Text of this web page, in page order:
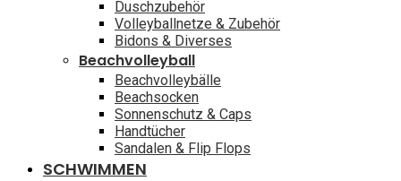
Duschzubehör
Volleyballnetze & Zubehör
Bidons & Diverses
Beachvolleyball
Beachvolleybälle
Beachsocken
Sonnenschutz & Caps
Handtücher
Sandalen & Flip Flops
SCHWIMMEN